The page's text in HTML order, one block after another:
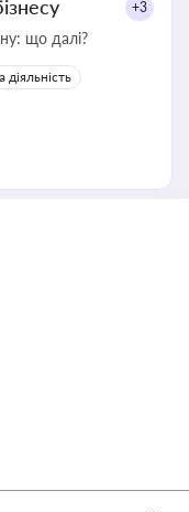
+3
що далі?
діяльність